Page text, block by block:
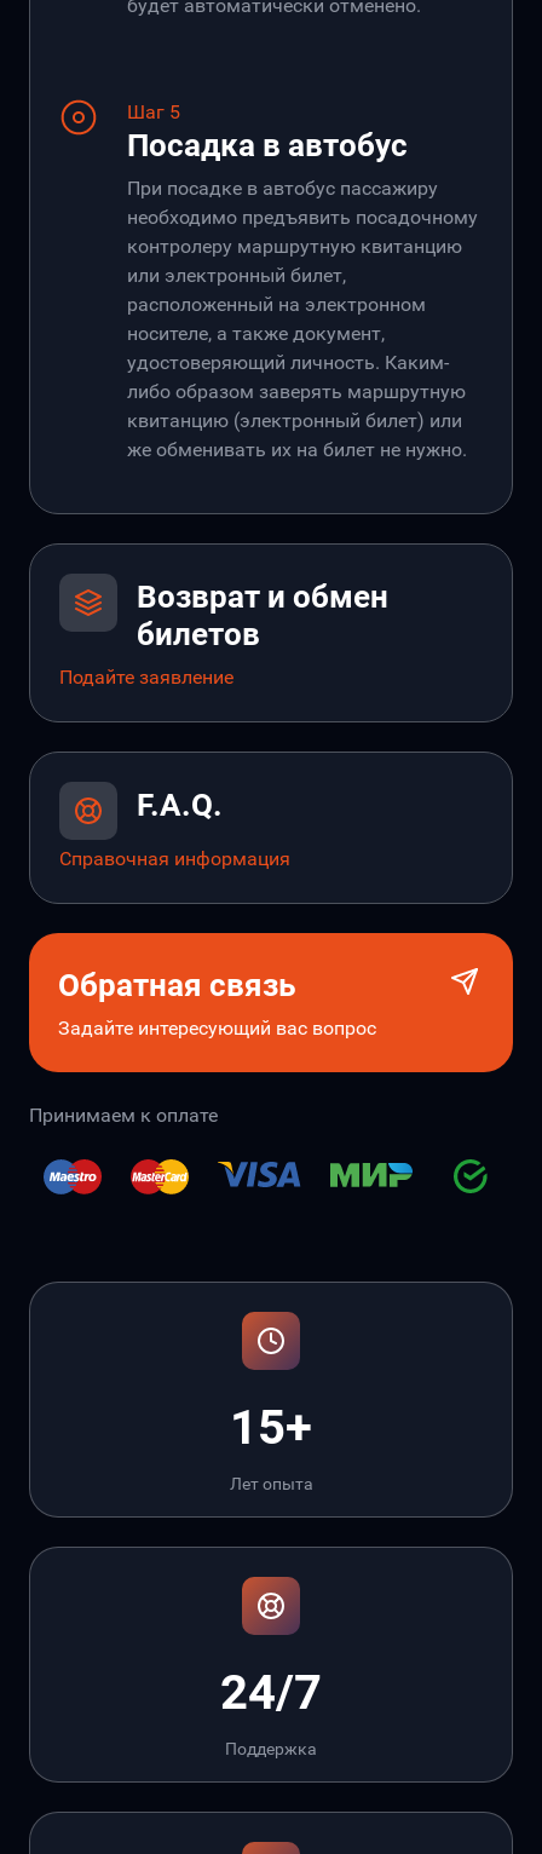
будет автоматически отменено.
Шаг 5
Посадка в автобус
При посадке в автобус пассажиру
необходимо предъявить посадочному
контролеру маршрутную квитанцию
или электронный билет,
расположенный на электронном
носителе, а также документ,
удостоверяющий личность. Каким-
либо образом заверять маршрутную
квитанцию (электронный билет) или
же обменивать их на билет не нужно.
Возврат и обмен
билетов
Подайте заявление
F.A.Q.
Справочная информация
Обратная связь
Задайте интересующий вас вопрос
Принимаем к оплате
15+
Лет опыта
24/7
Поддержка